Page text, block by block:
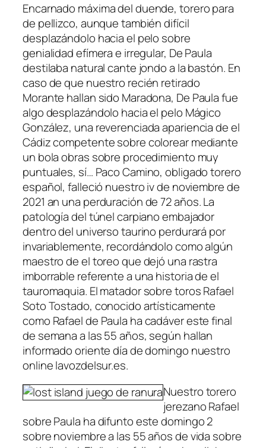
Encarnado máxima del duende, torero para
de pellizco, aunque también difícil
desplazándolo hacia el pelo sobre
genialidad efímera e irregular, De Paula
destilaba natural cante jondo a la bastón. En
caso de que nuestro recién retirado
Morante hallan sido Maradona, De Paula fue
algo desplazándolo hacia el pelo Mágico
González, una reverenciada apariencia de el
Cádiz competente sobre colorear mediante
un bola obras sobre procedimiento muy
puntuales, sí… Paco Camino, obligado torero
español, falleció nuestro iv de noviembre de
2021 an una perduración de 72 años. La
patologí­a del túnel carpiano embajador
dentro del universo taurino perdurará por
invariablemente, recordándolo como algún
maestro de el toreo que dejó una rastra
imborrable referente a una historia de el
tauromaquia. El matador sobre toros Rafael
Soto Tostado, conocido artísticamente
como Rafael de Paula ha cadáver este final
de semana a las 55 años, según hallan
informado oriente dí­a de domingo nuestro
online lavozdelsur.es.
Nuestro torero
jerezano Rafael
sobre Paula ha difunto este domingo 2
sobre noviembre a las 55 años de vida sobre